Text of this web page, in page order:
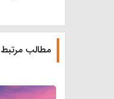
مطالب مرتبط